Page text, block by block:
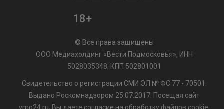
18+
© Все права защищены
ООО Медиахолдинг «Вести Подмосковья», ИНН
5028035348; КПП 502801001
Свидетельство о регистрации СМИ ЭЛ № ФС 77 - 70501.
Выдано Роскомнадзором 25.07.2017. Посещая сайт
vmo24.ru, Вы даете согласие на обработку файлов cookie,